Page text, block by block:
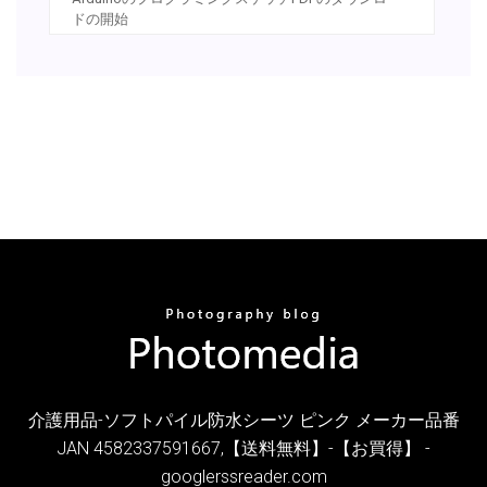
ドの開始
介護用品-ソフトパイル防水シーツ ピンク メーカー品番
JAN 4582337591667,【送料無料】-【お買得】 -
googlerssreader.com